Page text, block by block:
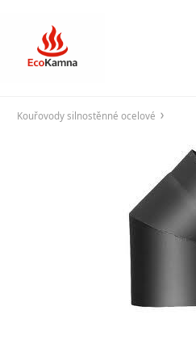
Kouřovody silnostěnné ocelové